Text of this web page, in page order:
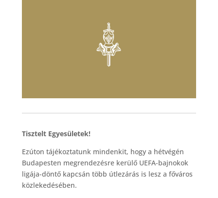
Tisztelt Egyesületek!
Ezúton tájékoztatunk mindenkit, hogy a hétvégén
Budapesten megrendezésre kerülő UEFA-bajnokok
ligája-döntő kapcsán több útlezárás is lesz a főváros
közlekedésében.